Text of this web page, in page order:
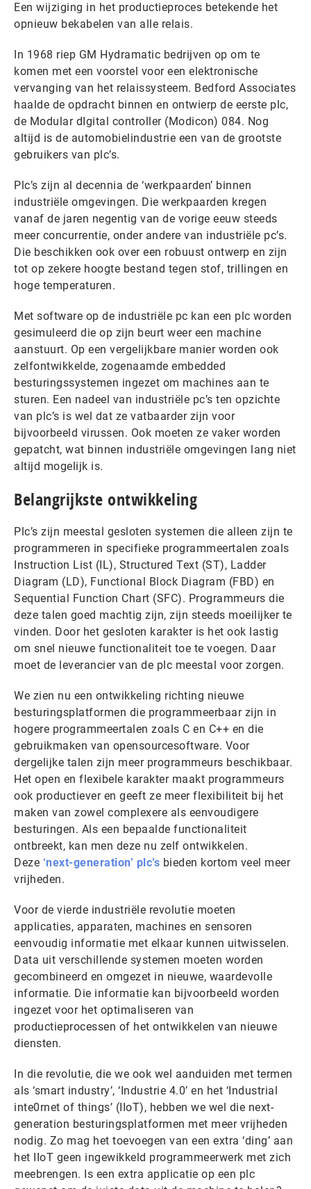
Een wijziging in het productieproces betekende het
opnieuw bekabelen van alle relais.
In 1968 riep GM Hydramatic bedrijven op om te
komen met een voorstel voor een elektronische
vervanging van het relaissysteem. Bedford Associates
haalde de opdracht binnen en ontwierp de eerste plc,
de Modular dIgital controller (Modicon) 084. Nog
altijd is de automobielindustrie een van de grootste
gebruikers van plc’s.
Plc’s zijn al decennia de ‘werkpaarden’ binnen
industriële omgevingen. Die werkpaarden kregen
vanaf de jaren negentig van de vorige eeuw steeds
meer concurrentie, onder andere van industriële pc’s.
Die beschikken ook over een robuust ontwerp en zijn
tot op zekere hoogte bestand tegen stof, trillingen en
hoge temperaturen.
Met software op de industriële pc kan een plc worden
gesimuleerd die op zijn beurt weer een machine
aanstuurt. Op een vergelijkbare manier worden ook
zelfontwikkelde, zogenaamde embedded
besturingssystemen ingezet om machines aan te
sturen. Een nadeel van industriële pc’s ten opzichte
van plc’s is wel dat ze vatbaarder zijn voor
bijvoorbeeld virussen. Ook moeten ze vaker worden
gepatcht, wat binnen industriële omgevingen lang niet
altijd mogelijk is.
Belangrijkste ontwikkeling
Plc’s zijn meestal gesloten systemen die alleen zijn te
programmeren in specifieke programmeertalen zoals
Instruction List (IL), Structured Text (ST), Ladder
Diagram (LD), Functional Block Diagram (FBD) en
Sequential Function Chart (SFC). Programmeurs die
deze talen goed machtig zijn, zijn steeds moeilijker te
vinden. Door het gesloten karakter is het ook lastig
om snel nieuwe functionaliteit toe te voegen. Daar
moet de leverancier van de plc meestal voor zorgen.
We zien nu een ontwikkeling richting nieuwe
besturingsplatformen die programmeerbaar zijn in
hogere programmeertalen zoals C en C++ en die
gebruikmaken van opensourcesoftware. Voor
dergelijke talen zijn meer programmeurs beschikbaar.
Het open en flexibele karakter maakt programmeurs
ook productiever en geeft ze meer flexibiliteit bij het
maken van zowel complexere als eenvoudigere
besturingen. Als een bepaalde functionaliteit
ontbreekt, kan men deze nu zelf ontwikkelen.
Deze ‘next-generation’ plc’s bieden kortom veel meer
vrijheden.
Voor de vierde industriële revolutie moeten
applicaties, apparaten, machines en sensoren
eenvoudig informatie met elkaar kunnen uitwisselen.
Data uit verschillende systemen moeten worden
gecombineerd en omgezet in nieuwe, waardevolle
informatie. Die informatie kan bijvoorbeeld worden
ingezet voor het optimaliseren van
productieprocessen of het ontwikkelen van nieuwe
diensten.
In die revolutie, die we ook wel aanduiden met termen
als ‘smart industry’, ‘Industrie 4.0’ en het ‘Industrial
inte0rnet of things’ (IIoT), hebben we wel die next-
generation besturingsplatformen met meer vrijheden
nodig. Zo mag het toevoegen van een extra ‘ding’ aan
het IIoT geen ingewikkeld programmeerwerk met zich
meebrengen. Is een extra applicatie op een plc